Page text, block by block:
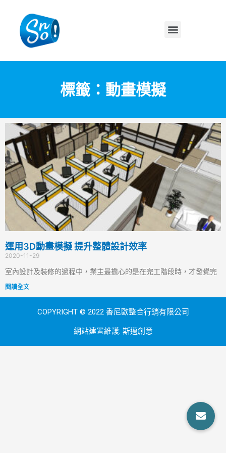
標籤：動畫模擬
運用3D動畫模擬 提升整體設計效率
2020-11-29
室內設計及裝修的過程中，業主最擔心的是在完工階段時，才發覺完
閱讀全文
COPYRIGHT © 2022 香尼歐整合行銷有限公司
網站建置維護: 斯邁創意